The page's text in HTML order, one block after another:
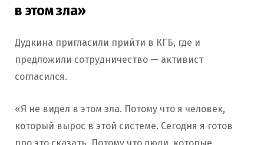
в этом зла»
Дудкина пригласили прийти в КГБ, где и
предложили сотрудничество — активист
согласился.
«Я не видел в этом зла. Потому что я человек,
который вырос в этой системе. Сегодня я готов
про это сказать. Потому что люди, которые